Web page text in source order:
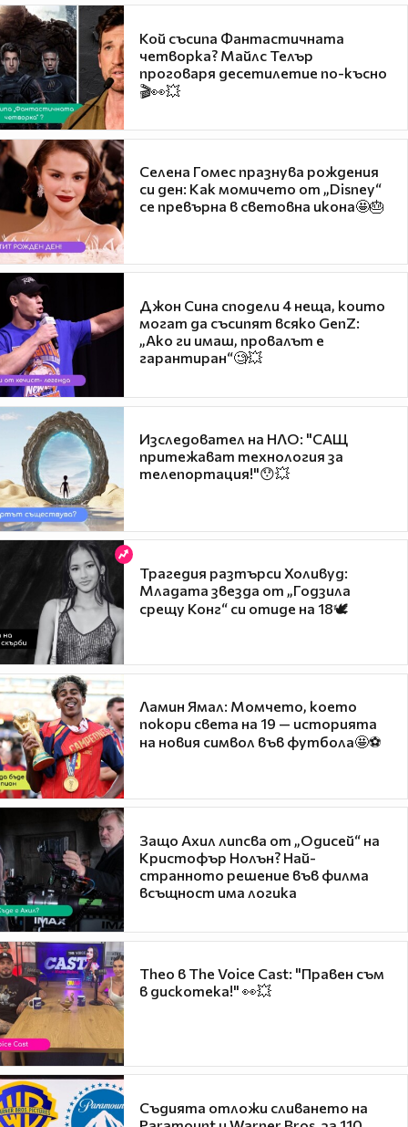
Кой съсипа Фантастичната
четворка? Майлс Телър
проговаря десетилетие по-късно
🎬👀💥
Селена Гомес празнува рождения
си ден: Как момичето от „Disney“
се превърна в световна икона🤩🎂
Джон Сина сподели 4 неща, които
могат да съсипят всяко GenZ:
„Ако ги имаш, провалът е
гарантиран“🧐💥
Изследовател на НЛО: "САЩ
притежават технология за
телепортация!"😯💥
Трагедия разтърси Холивуд:
Младата звезда от „Годзила
срещу Конг“ си отиде на 18🕊️
Ламин Ямал: Момчето, което
покори света на 19 — историята
на новия символ във футбола🤩⚽
Защо Ахил липсва от „Одисей“ на
Кристофър Нолън? Най-
странното решение във филма
всъщност има логика
Theo в The Voice Cast: "Правен съм
в дискотека!" 👀💥
Съдията отложи сливането на